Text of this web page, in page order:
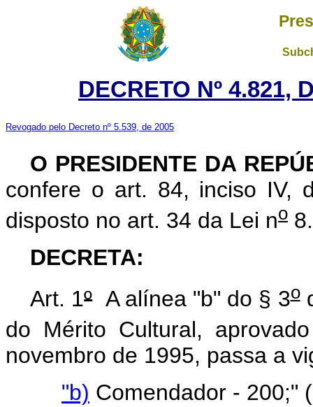
DECRETO Nº 4.821,
Revogado pelo Decreto nº 5.539, de 2005
O PRESIDENTE DA
confere o art. 84, inciso IV,
disposto no art. 34 da Lei no
DECRETA:
Art. 1ºA alínea "b" do § 3o
do Mérito Cultural,
novembro de 1995, passa a
"b) Comendador - 200;"